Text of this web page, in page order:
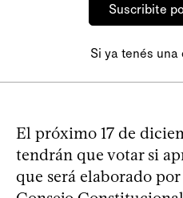
Suscribite
Si ya tenés una
El próximo 17 de
tendrán que votar si
que será elaborado